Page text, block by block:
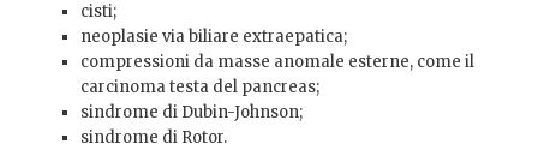
cisti;
neoplasie via biliare extraepatica;
compressioni da masse anomale esterne, come il
carcinoma testa del pancreas;
sindrome di Dubin-Johnson;
sindrome di Rotor.